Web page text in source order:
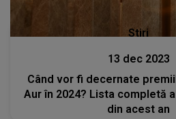
Stiri
13 dec 2023
Când vor fi decernate
Aur în 2024? Lista completă
din acest an